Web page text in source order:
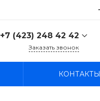
+7 (423) 248 42 42
Надеждинский район, п.
Заказать звонок
КОНТАКТЫ